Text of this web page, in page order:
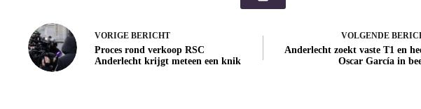
VORIGE BERICHT
Proces rond verkoop RSC
Anderlecht krijgt meteen een knik
VOLGENDE
Anderlecht zoekt vaste T1 en
Oscar García in